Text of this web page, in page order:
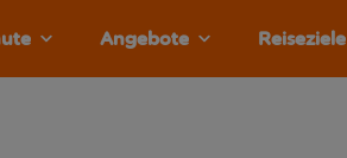
Angebote Reiseziele